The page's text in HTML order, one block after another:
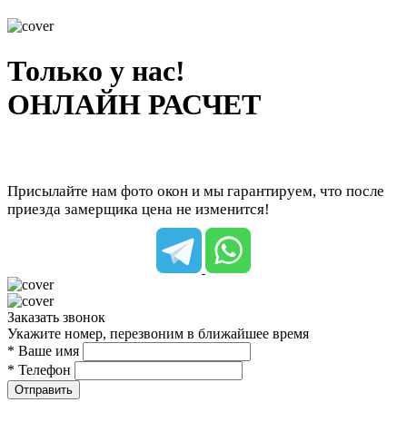
Только у нас!
ОНЛАЙН РАСЧЕТ
Присылайте нам фото окон и мы гарантируем, что после
приезда замерщика цена не изменится!
Заказать звонок
Укажите номер, перезвоним в ближайшее время
* Ваше имя
* Телефон
Отправить